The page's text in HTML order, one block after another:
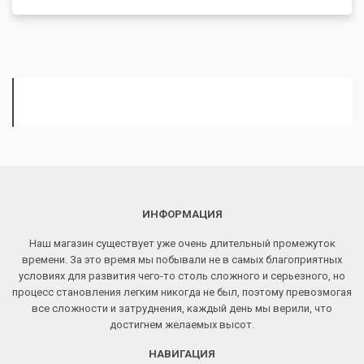
ИНФОРМАЦИЯ
Наш магазин существует уже очень длительный промежуток
времени. За это время мы побывали не в самых благоприятных
условиях для развития чего-то столь сложного и серьезного, но
процесс становления легким никогда не был, поэтому превозмогая
все сложности и затруднения, каждый день мы верили, что
достигнем желаемых высот.
НАВИГАЦИЯ